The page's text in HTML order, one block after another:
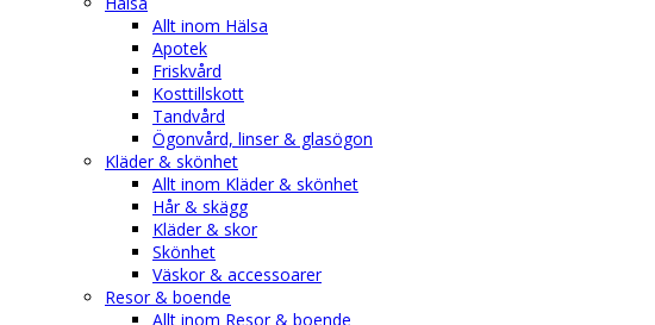
Allt inom Hälsa
Apotek
Friskvård
Kosttillskott
Tandvård
Ögonvård, linser & glasögon
Kläder & skönhet
Allt inom Kläder & skönhet
Hår & skägg
Kläder & skor
Skönhet
Väskor & accessoarer
Resor & boende
Allt inom Resor & boende